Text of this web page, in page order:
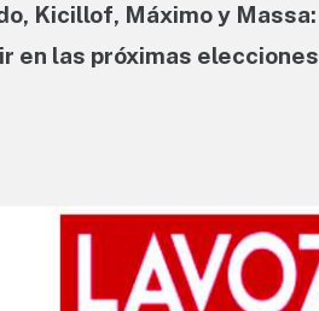
Kicillof, Máximo y Massa:
en las próximas elecciones